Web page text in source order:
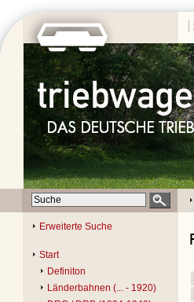
Erweiterte Suche
Start
Definiton
Länderbahnen (... - 1920)